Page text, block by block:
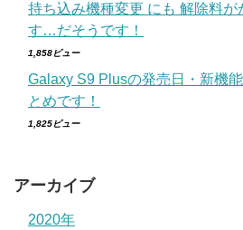
持ち込み機種変更 にも 解除料が
す…だそうです！
1,858ビュー
Galaxy S9 Plusの発売日・新機
とめです！
1,825ビュー
アーカイブ
2020年